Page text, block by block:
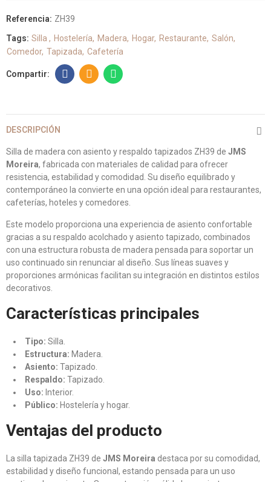
Referencia: ZH39
Tags: Silla Hostelería Madera Hogar Restaurante Salón
Comedor Tapizada Cafetería
DESCRIPCIÓN
Silla de madera con asiento y respaldo tapizados ZH39 de JMS
Moreira, fabricada con materiales de calidad para ofrecer
resistencia, estabilidad y comodidad. Su diseño equilibrado y
contemporáneo la convierte en una opción ideal para restaurantes,
cafeterías, hoteles y comedores.
Este modelo proporciona una experiencia de asiento confortable
gracias a su respaldo acolchado y asiento tapizado, combinados
con una estructura robusta de madera pensada para soportar un
uso continuado sin renunciar al diseño. Sus líneas suaves y
proporciones armónicas facilitan su integración en distintos estilos
decorativos.
Características principales
Tipo: Silla.
Estructura: Madera.
Asiento: Tapizado.
Respaldo: Tapizado.
Uso: Interior.
Público: Hostelería y hogar.
Ventajas del producto
La silla tapizada ZH39 de JMS Moreira destaca por su comodidad,
estabilidad y diseño funcional, estando pensada para un uso